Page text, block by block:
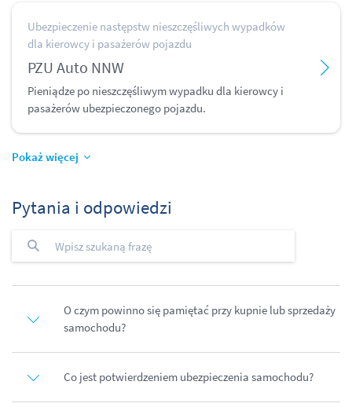
Ubezpieczenie następstw nieszczęśliwych wypadków
dla kierowcy i pasażerów pojazdu
PZU Auto NNW
Pieniądze po nieszczęśliwym wypadku dla kierowcy i
pasażerów ubezpieczonego pojazdu.
Pokaż więcej
Pytania i odpowiedzi
O czym powinno się pamiętać przy kupnie lub sprzedaży
samochodu?
Co jest potwierdzeniem ubezpieczenia samochodu?